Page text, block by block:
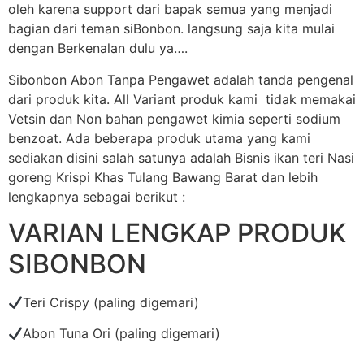
oleh karena support dari bapak semua yang menjadi
bagian dari teman siBonbon. langsung saja kita mulai
dengan Berkenalan dulu ya….
Sibonbon Abon Tanpa Pengawet adalah tanda pengenal
dari produk kita. All Variant produk kami tidak memakai
Vetsin dan Non bahan pengawet kimia seperti sodium
benzoat. Ada beberapa produk utama yang kami
sediakan disini salah satunya adalah Bisnis ikan teri Nasi
goreng Krispi Khas Tulang Bawang Barat dan lebih
lengkapnya sebagai berikut :
VARIAN LENGKAP PRODUK
SIBONBON
Teri Crispy (paling digemari)
Abon Tuna Ori (paling digemari)